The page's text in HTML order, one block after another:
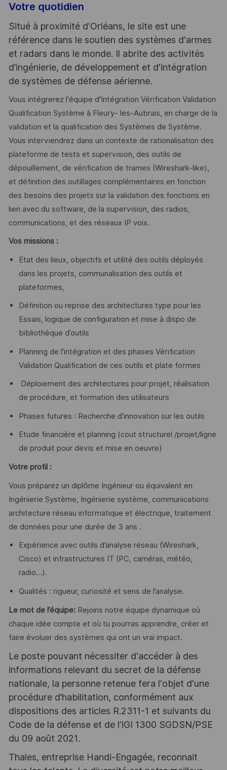
Votre quotidien
Situé à proximité d'Orléans, le site est une
référence dans le soutien des systèmes d'armes
et radars dans le monde. Il abrite des activités
d’ingénierie, de développement et d'intégration
de systèmes de défense aérienne.
Vous intégrerez l'équipe d'Intégration Vérification Validation
Qualification Système à Fleury- les-Aubrais, en charge de la
validation et la qualification des Systèmes de Système.
Vous interviendrez dans un contexte de rationalisation des
plateforme de tests et supervision, des outils de
dépouillement, de vérification de trames (Wireshark-like),
et définition des outillages complémentaires en fonction
des besoins des projets sur la validation des fonctions en
lien avec du software, de la supervision, des radios,
communications, et des réseaux IP voix.
Vos missions :
Etat des lieux, objectifs et utilité des outils déployés
dans les projets, communalisation des outils et
plateformes,
Définition ou reprise des architectures type pour les
Essais, logique de configuration et mise à dispo de
bibliothèque d’outils
Planning de l’intégration et des phases Vérification
Validation Qualification de ces outils et plate formes
Déploiement des architectures pour projet, réalisation
de procédure, et formation des utilisateurs
Phases futures : Recherche d’innovation sur les outils
Etude financière et planning (cout structurel /projet/ligne
de produit pour devis et mise en oeuvre)
Votre profil :
Vous préparez un diplôme Ingénieur ou équivalent en
Ingénierie Système, Ingénierie système, communications
architecture réseau informatique et électrique, traitement
de données pour une durée de 3 ans .
Expérience avec outils d’analyse réseau (Wireshark,
Cisco) et infrastructures IT (PC, caméras, météo,
radio…).
Qualités : rigueur, curiosité et sens de l’analyse.
Le mot de l’équipe:Rejoins notre équipe dynamique où
chaque idée compte et où tu pourras apprendre, créer et
faire évoluer des systèmes qui ont un vrai impact.
Le poste pouvant nécessiter d'accéder à des
informations relevant du secret de la défense
nationale, la personne retenue fera l'objet d'une
procédure d’habilitation, conformément aux
dispositions des articles R.2311-1 et suivants du
Code de la défense et de l’IGI 1300 SGDSN/PSE
du 09 août 2021.
Thales, entreprise Handi-Engagée, reconnait